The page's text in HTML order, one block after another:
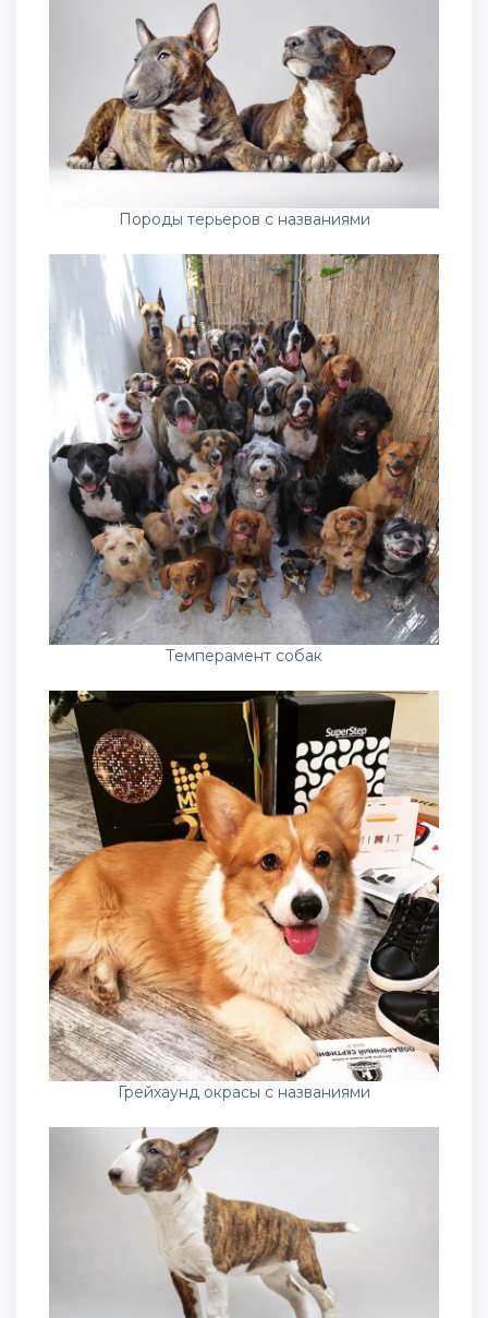
Породы терьеров с названиями
Темперамент собак
Грейхаунд окрасы с названиями